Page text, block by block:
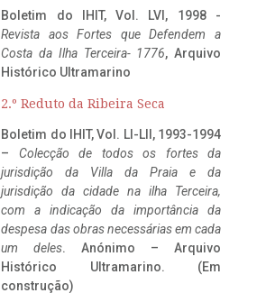
Boletim do IHIT, Vol. LVI, 1998 -
Revista aos Fortes que Defendem a
Costa da Ilha Terceira- 1776, Arquivo
Histórico Ultramarino
2.º Reduto da Ribeira Seca
Boletim do IHIT, Vol. LI-LII, 1993-1994
– Colecção de todos os fortes da
jurisdição da Villa da Praia e da
jurisdição da cidade na ilha Terceira,
com a indicação da importância da
despesa das obras necessárias em cada
um deles. Anónimo – Arquivo
Histórico Ultramarino. (Em
construção)